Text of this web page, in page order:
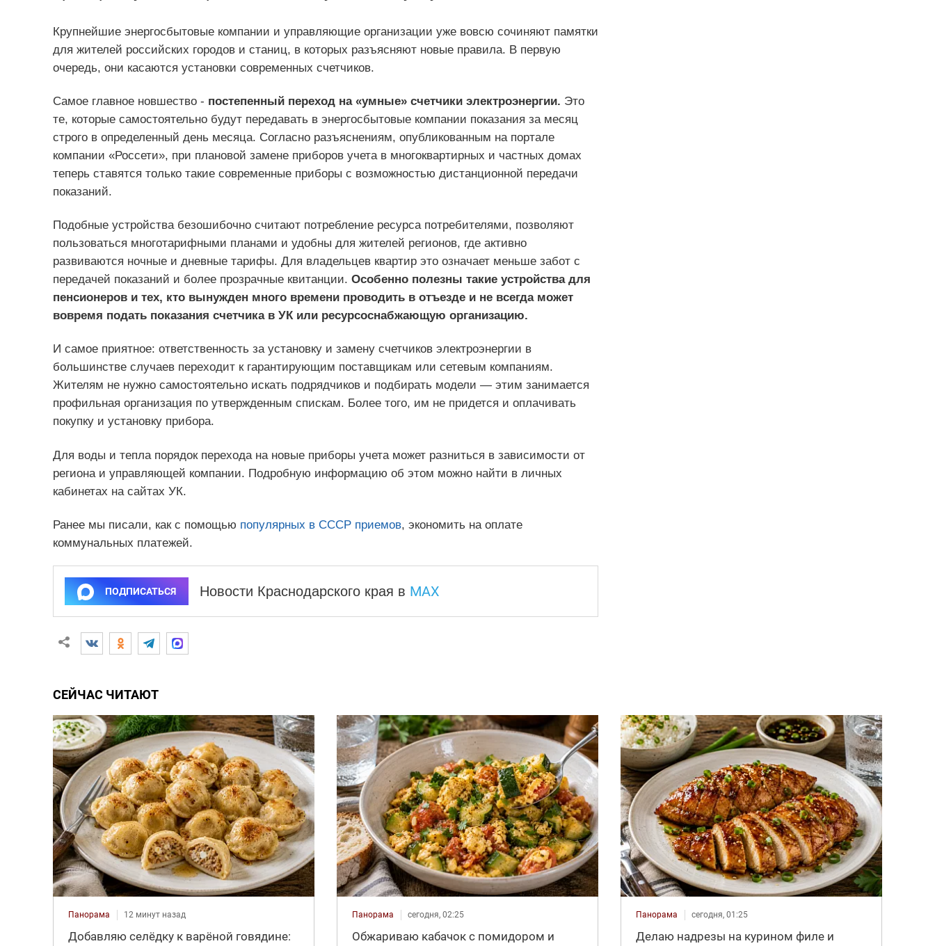
Крупнейшие энергосбытовые компании и управляющие организации уже вовсю сочиняют памятки
для жителей российских городов и станиц, в которых разъясняют новые правила. В первую
очередь, они касаются установки современных счетчиков.
Самое главное новшество - постепенный переход на «умные» счетчики электроэнергии. Это
те, которые самостоятельно будут передавать в энергосбытовые компании показания за месяц
строго в определенный день месяца. Согласно разъяснениям, опубликованным на портале
компании «Россети», при плановой замене приборов учета в многоквартирных и частных домах
теперь ставятся только такие современные приборы с возможностью дистанционной передачи
показаний.
Подобные устройства безошибочно считают потребление ресурса потребителями, позволяют
пользоваться многотарифными планами и удобны для жителей регионов, где активно
развиваются ночные и дневные тарифы. Для владельцев квартир это означает меньше забот с
передачей показаний и более прозрачные квитанции. Особенно полезны такие устройства для
пенсионеров и тех, кто вынужден много времени проводить в отъезде и не всегда может
вовремя подать показания счетчика в УК или ресурсоснабжающую организацию.
И самое приятное: ответственность за установку и замену счетчиков электроэнергии в
большинстве случаев переходит к гарантирующим поставщикам или сетевым компаниям.
Жителям не нужно самостоятельно искать подрядчиков и подбирать модели — этим занимается
профильная организация по утвержденным спискам. Более того, им не придется и оплачивать
покупку и установку прибора.
Для воды и тепла порядок перехода на новые приборы учета может разниться в зависимости от
региона и управляющей компании. Подробную информацию об этом можно найти в личных
кабинетах на сайтах УК.
Ранее мы писали, как с помощью популярных в СССР приемов, экономить на оплате
коммунальных платежей.
ПОДПИСАТЬСЯ Новости Краснодарского края в MAX
СЕЙЧАС ЧИТАЮТ
Панорама 12 минут назад
Добавляю селёдку к варёной говядине:
Панорама сегодня, 02:25
Обжариваю кабачок с помидором и
Панорама сегодня, 01:25
Делаю надрезы на курином филе и